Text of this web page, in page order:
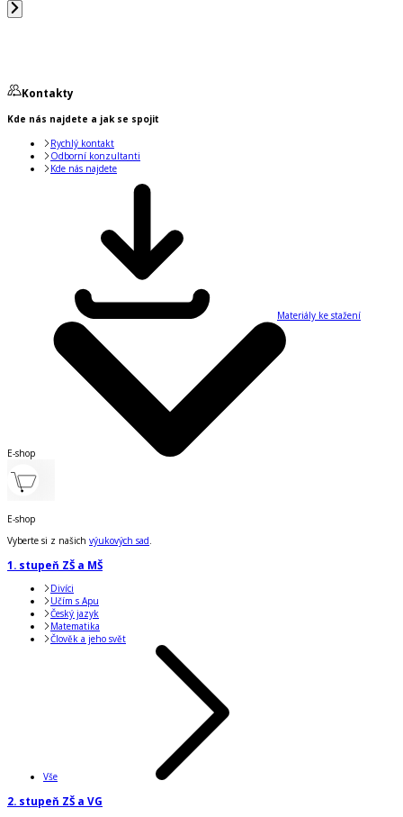
Kontakty
Kde nás najdete a jak se spojit
Rychlý kontakt
Odborní konzultanti
Kde nás najdete
Materiály ke stažení
E-shop
E-shop
Vyberte si z našich výukových sad.
1. stupeň ZŠ a MŠ
Divíci
Učím s Apu
Český jazyk
Matematika
Člověk a jeho svět
Vše
2. stupeň ZŠ a VG